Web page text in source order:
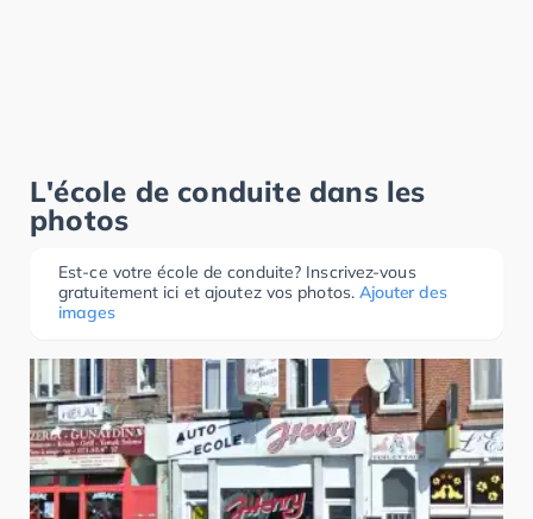
L'école de conduite dans les
photos
Est-ce votre école de conduite? Inscrivez-vous
gratuitement ici et ajoutez vos photos. Ajouter des
images